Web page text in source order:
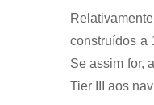
construídos a
Se assim for,
Tier III aos